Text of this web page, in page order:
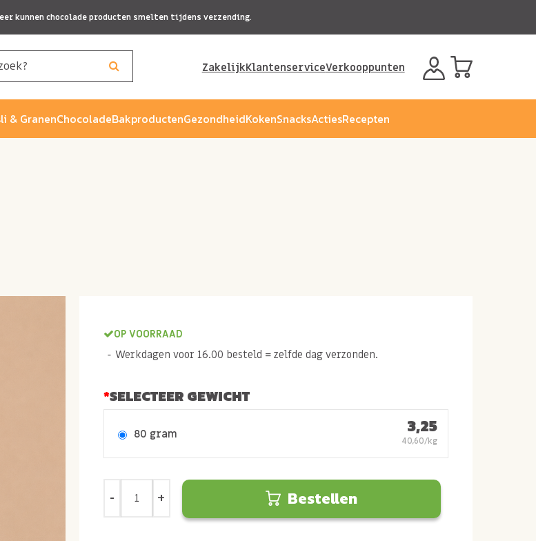
kunnen chocolade producten smelten tijdens verzending.
ZakelijkKlantenserviceVerkooppunten
& GranenChocoladeBakproductenGezondheidKokenSnacksActiesRecepten
OP VOORRAAD
Werkdagen voor 16.00 besteld = zelfde dag verzonden.
SELECTEER GEWICHT
80 gram 3,25
40,60/kg
Bestellen